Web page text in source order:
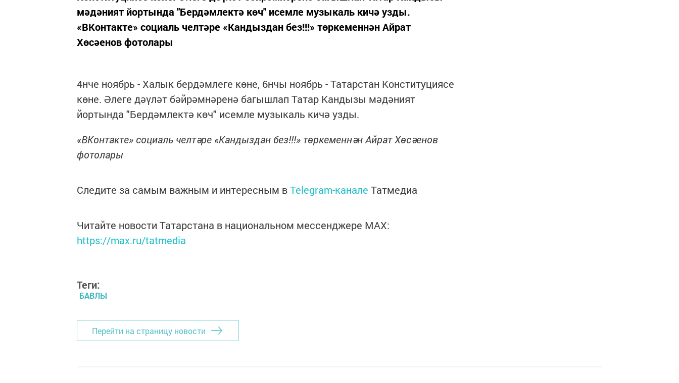
мәдәният йортында "Бердәмлектә көч" исемле музыкаль кичә узды.
«ВКонтакте» социаль челтәре «Кандыздан без!!!» төркеменнән Айрат
Хөсәенов фотолары
4нче ноябрь - Халык бердәмлеге көне, 6нчы ноябрь - Татарстан Конституциясе
көне. Әлеге дәүләт бәйрәмнәренә багышлап Татар Кандызы мәдәният
йортында "Бердәмлектә көч" исемле музыкаль кичә узды.
«ВКонтакте» социаль челтәре «Кандыздан без!!!» төркеменнән Айрат Хөсәенов
фотолары
Следите за самым важным и интересным вTelegram-канале Татмедиа
Читайте новости Татарстана в национальном мессенджере MАХ:
https://max.ru/tatmedia
Теги:
БАВЛЫ
Перейти на страницу новости